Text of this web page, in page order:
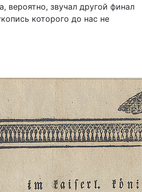
вероятно, звучал другой финал
которого до нас не